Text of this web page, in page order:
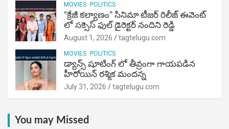
MOVIES POLITICS
“క్రేజీ కల్యాణం” సినిమా టీజర్ రిలీజ్ ఈవెంట్
లో సక్సెస్ ఫుల్ డైరెక్టర్ నందిని రెడ్డి
August 1, 2026 tagtelugu.com
MOVIES POLITICS
డ్యాన్స్ షూటింగ్ లో తీవ్రంగా గాయపడిన
హీరోయిన్ రశ్మిక మందన్న
July 31, 2026 tagtelugu.com
You may Missed